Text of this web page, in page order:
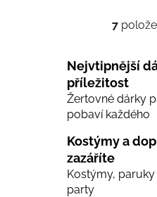
7
Nejvtipnější
příležitost
Žertovné dárky
pobaví každého
Kostýmy a
zazáříte
Kostýmy,
party